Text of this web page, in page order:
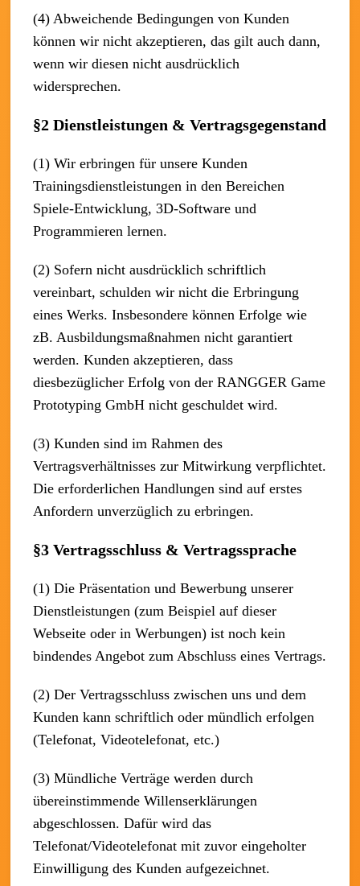
(4) Abweichende Bedingungen von Kunden
können wir nicht akzeptieren, das gilt auch dann,
wenn wir diesen nicht ausdrücklich
widersprechen.
§2 Dienstleistungen & Vertragsgegenstand
(1) Wir erbringen für unsere Kunden
Trainingsdienstleistungen in den Bereichen
Spiele-Entwicklung, 3D-Software und
Programmieren lernen.
(2) Sofern nicht ausdrücklich schriftlich
vereinbart, schulden wir nicht die Erbringung
eines Werks. Insbesondere können Erfolge wie
zB. Ausbildungsmaßnahmen nicht garantiert
werden. Kunden akzeptieren, dass
diesbezüglicher Erfolg von der RANGGER Game
Prototyping GmbH nicht geschuldet wird.
(3) Kunden sind im Rahmen des
Vertragsverhältnisses zur Mitwirkung verpflichtet.
Die erforderlichen Handlungen sind auf erstes
Anfordern unverzüglich zu erbringen.
§3 Vertragsschluss & Vertragssprache
(1) Die Präsentation und Bewerbung unserer
Dienstleistungen (zum Beispiel auf dieser
Webseite oder in Werbungen) ist noch kein
bindendes Angebot zum Abschluss eines Vertrags.
(2) Der Vertragsschluss zwischen uns und dem
Kunden kann schriftlich oder mündlich erfolgen
(Telefonat, Videotelefonat, etc.)
(3) Mündliche Verträge werden durch
übereinstimmende Willenserklärungen
abgeschlossen. Dafür wird das
Telefonat/Videotelefonat mit zuvor eingeholter
Einwilligung des Kunden aufgezeichnet.